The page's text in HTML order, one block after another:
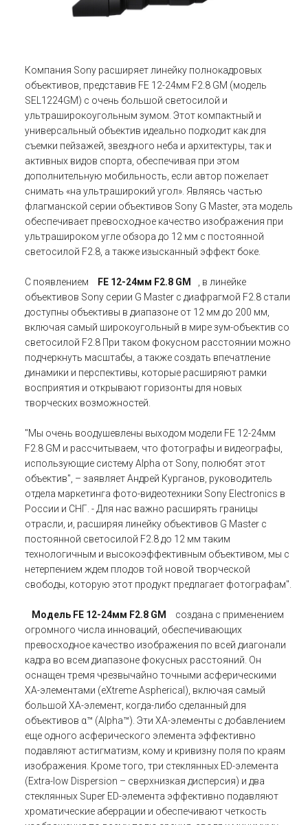
Компания Sony расширяет линейку полнокадровых
объективов, представив FE 12-24мм F2.8 GM (модель
SEL1224GM) с очень большой светосилой и
ультраширокоугольным зумом. Этот компактный и
универсальный объектив идеально подходит как для
съемки пейзажей, звездного неба и архитектуры, так и
активных видов спорта, обеспечивая при этом
дополнительную мобильность, если автор пожелает
снимать «на ультраширокий угол». Являясь частью
флагманской серии объективов Sony G Master, эта модель
обеспечивает превосходное качество изображения при
ультрашироком угле обзора до 12 мм с постоянной
светосилой F2.8, а также изысканный эффект боке.
С появлением FE 12-24мм F2.8 GM
, в линейке
объективов Sony серии G Master с диафрагмой F2.8 стали
доступны объективы в диапазоне от 12 мм до 200 мм,
включая самый широкоугольный в мире зум-объектив со
светосилой F2.8 При таком фокусном расстоянии можно
подчеркнуть масштабы, а также создать впечатление
динамики и перспективы, которые расширяют рамки
восприятия и открывают горизонты для новых
творческих возможностей.
"Мы очень воодушевлены выходом модели FE 12-24мм
F2.8 GM и рассчитываем, что фотографы и видеографы,
использующие систему Alpha от Sony, полюбят этот
объектив", – заявляет Андрей Курганов, руководитель
отдела маркетинга фото-видеотехники Sony Electronics в
России и СНГ. - Для нас важно расширять границы
отрасли, и, расширяя линейку объективов G Master с
постоянной светосилой F2.8 до 12 мм таким
технологичным и высокоэффективным объективом, мы с
нетерпением ждем плодов той новой творческой
свободы, которую этот продукт предлагает фотографам".
Модель FE 12-24мм F2.8 GM
создана с применением
огромного числа инноваций, обеспечивающих
превосходное качество изображения по всей диагонали
кадра во всем диапазоне фокусных расстояний. Он
оснащен тремя чрезвычайно точными асферическими
XA-элементами (eXtreme Aspherical), включая самый
большой XA-элемент, когда-либо сделанный для
объективов α™ (Alpha™). Эти XA-элементы с добавлением
еще одного асферического элемента эффективно
подавляют астигматизм, кому и кривизну поля по краям
изображения. Кроме того, три стеклянных ED-элемента
(Extra-low Dispersion – сверхнизкая дисперсия) и два
стеклянных Super ED-элемента эффективно подавляют
хроматические аберрации и обеспечивают четкость